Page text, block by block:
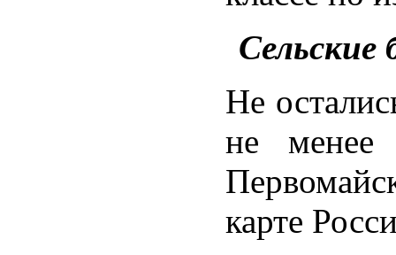
Сельские
Не
не менее
карте